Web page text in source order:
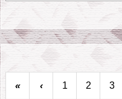
« ‹ 1 2 3